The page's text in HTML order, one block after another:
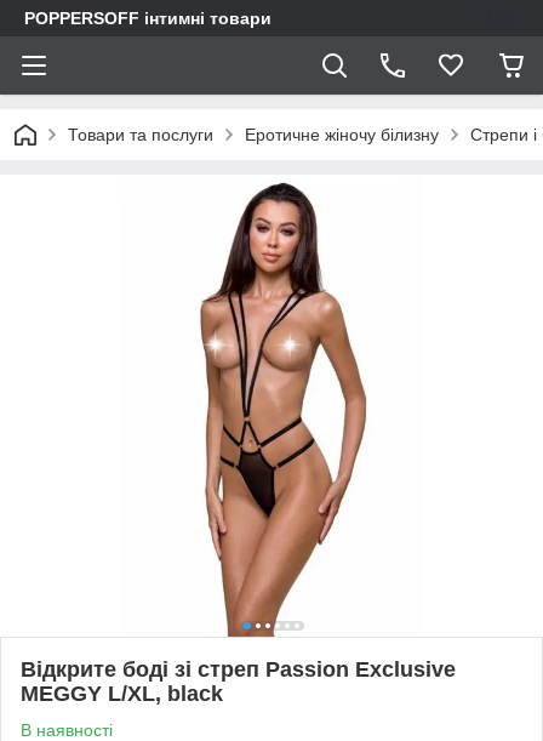
POPPERSOFF інтимні товари
Товари та послуги Еротичне жіночу білизну Стрепи і
Відкрите боді зі стреп Passion Exclusive
MEGGY L/XL, black
В наявності